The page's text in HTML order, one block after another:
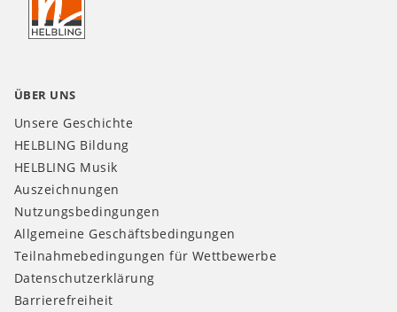
DE
ÜBER UNS
Unsere Geschichte
HELBLING Bildung
HELBLING Musik
Auszeichnungen
Nutzungsbedingungen
Allgemeine Geschäftsbedingungen
Teilnahmebedingungen für Wettbewerbe
Datenschutzerklärung
Barrierefreiheit